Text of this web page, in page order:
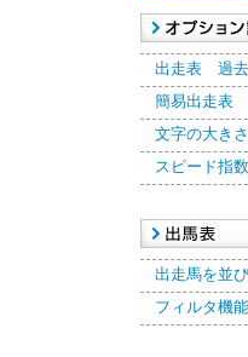
出走表 過去
簡易出走表
文字の大き
スピード指
出走馬を並
フィルタ機能